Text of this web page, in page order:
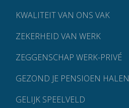
KWALITEIT VAN ONS VAK
ZEKERHEID VAN WERK
ZEGGENSCHAP WERK-PRIVÉ
GEZOND JE PENSIOEN HALEN
GELIJK SPEELVELD